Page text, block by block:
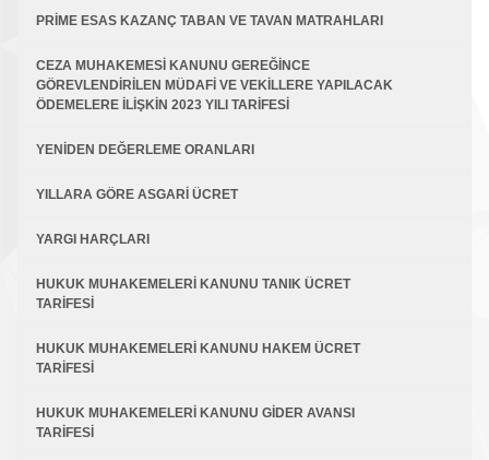
PRİME ESAS KAZANÇ TABAN VE TAVAN MATRAHLARI
CEZA MUHAKEMESİ KANUNU GEREĞİNCE
GÖREVLENDİRİLEN MÜDAFİ VE VEKİLLERE YAPILACAK
ÖDEMELERE İLİŞKİN 2023 YILI TARİFESİ
YENİDEN DEĞERLEME ORANLARI
YILLARA GÖRE ASGARİ ÜCRET
YARGI HARÇLARI
HUKUK MUHAKEMELERİ KANUNU TANIK ÜCRET
TARİFESİ
HUKUK MUHAKEMELERİ KANUNU HAKEM ÜCRET
TARİFESİ
HUKUK MUHAKEMELERİ KANUNU GİDER AVANSI
TARİFESİ